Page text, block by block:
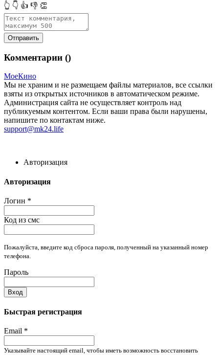
👆 👇 👍 👎 👏
Комментарии ()
МоеКино
Мы не храним и не размещаем файлы материалов, все ссылки
взяты из открытых источников в автоматическом режиме.
Администрация сайта не осуществляет контроль над
публикуемым контентом. Если ваши права были нарушены,
напишите по контактам ниже.
support@mk24.life
Авторизация
Авторизация
Логин *
Код из смс
Пожалуйста, введите код сброса пароля, полученный на указанный номер
телефона.
Пароль
Вход
Быстрая регистрация
Email *
Указывайте настоящий email, чтобы иметь возможность восстановить